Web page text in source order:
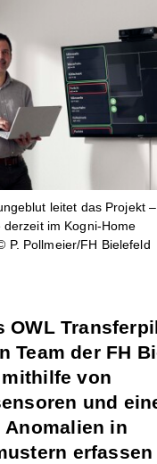
leitet das Projekt –
im Kogni-Home
P. Pollmeier/FH Bielefeld
OWL
Team der FH
von
und
Anomalien in
erfassen